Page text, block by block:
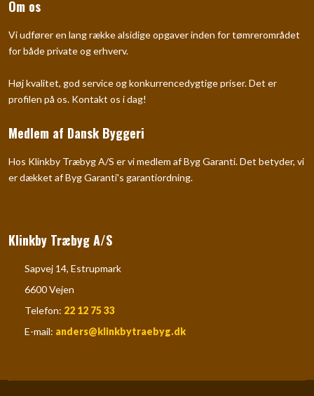
Om os
Vi udfører en lang række alsidige opgaver inden for tømrerområdet
for både private og erhverv.
​Høj kvalitet, god service og konkurrencedygtige priser. Det er
profilen på os. Kontakt os i dag!​
Medlem af Dansk Byggeri
Hos Klinkby Træbyg A/S er vi medlem af Byg Garanti. Det betyder, vi
er dækket af Byg Garanti's garantiordning.
Klinkby Træbyg A/S
​​Sapvej 14, Estrupmark
​​6600 Vejen
​Telefon: ​ 22 12 75 33
E-mail: anders@klinkbytraebyg.dk